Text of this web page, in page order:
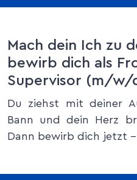
Mach dein Ich zu
bewirb dich als
Supervisor (m/w/
Du ziehst mit deiner
Bann und dein Herz
Dann bewirb dich jetzt